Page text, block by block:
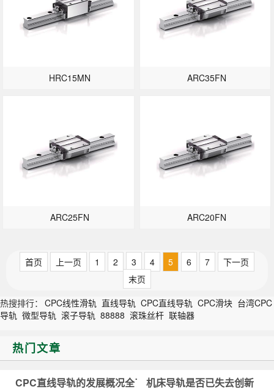
HRC15MN ARC35FN
ARC25FN ARC20FN
首页 上一页 1 2 3 4 5 6 7
下一页
末页
热搜排行： CPC线性滑轨 直线导轨 CPC直线导轨 CPC滑块 台湾CPC
导轨 微型导轨 滚子导轨 88888 滚珠丝杆 联轴器
热门文章
CPC直线导轨的发展概况全了解机床导轨是否已失去创新